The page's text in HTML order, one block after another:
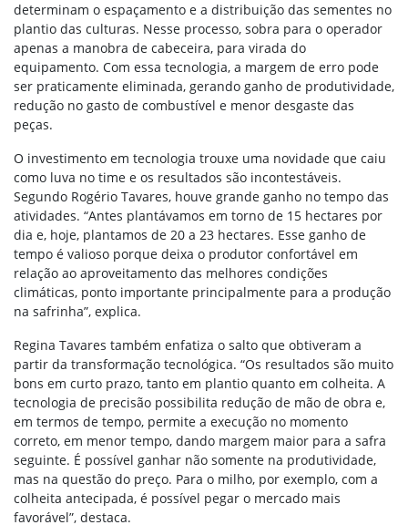
determinam o espaçamento e a distribuição das sementes no
plantio das culturas. Nesse processo, sobra para o operador
apenas a manobra de cabeceira, para virada do
equipamento. Com essa tecnologia, a margem de erro pode
ser praticamente eliminada, gerando ganho de produtividade,
redução no gasto de combustível e menor desgaste das
peças.
O investimento em tecnologia trouxe uma novidade que caiu
como luva no time e os resultados são incontestáveis.
Segundo Rogério Tavares, houve grande ganho no tempo das
atividades. “Antes plantávamos em torno de 15 hectares por
dia e, hoje, plantamos de 20 a 23 hectares. Esse ganho de
tempo é valioso porque deixa o produtor confortável em
relação ao aproveitamento das melhores condições
climáticas, ponto importante principalmente para a produção
na safrinha”, explica.
Regina Tavares também enfatiza o salto que obtiveram a
partir da transformação tecnológica. “Os resultados são muito
bons em curto prazo, tanto em plantio quanto em colheita. A
tecnologia de precisão possibilita redução de mão de obra e,
em termos de tempo, permite a execução no momento
correto, em menor tempo, dando margem maior para a safra
seguinte. É possível ganhar não somente na produtividade,
mas na questão do preço. Para o milho, por exemplo, com a
colheita antecipada, é possível pegar o mercado mais
favorável”, destaca.